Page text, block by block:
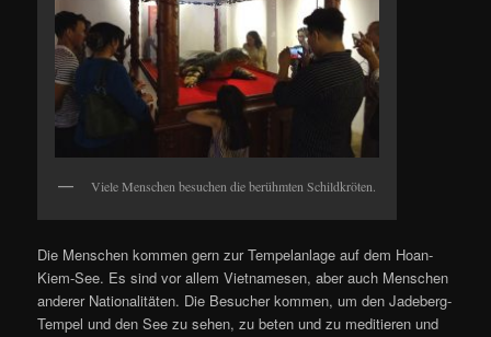
Viele Menschen besuchen die berühmten Schildkröten.
Die Menschen kommen gern zur Tempelanlage auf dem Hoan-
Kiem-See. Es sind vor allem Vietnamesen, aber auch Menschen
anderer Nationalitäten. Die Besucher kommen, um den Jadeberg-
Tempel und den See zu sehen, zu beten und zu meditieren und